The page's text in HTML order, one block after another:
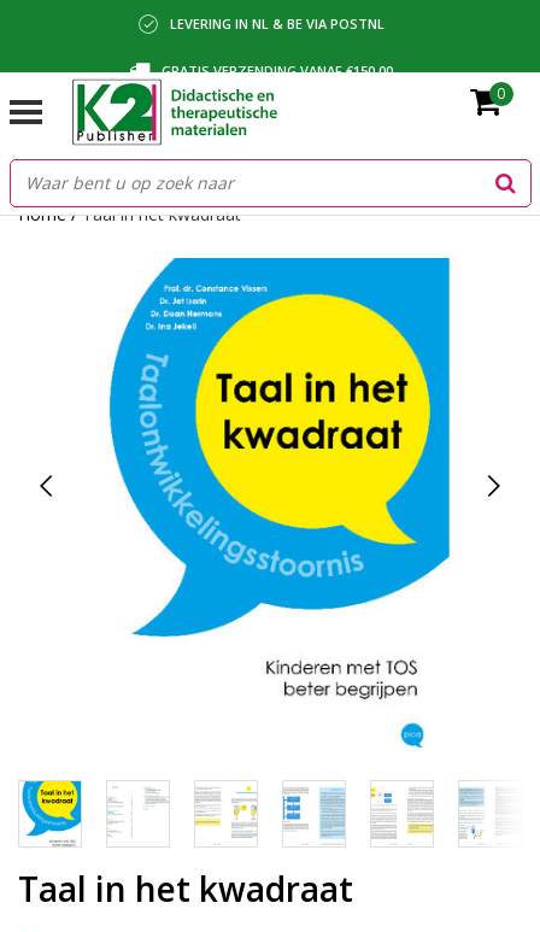
LEVERING IN NL & BE VIA POSTNL
GRATIS VERZENDING VANAF €150,00
BETALING VIA IDEAL, BANCONTACT OF FACTUUR
0
Home/Taal in het kwadraat
Taal in het kwadraat